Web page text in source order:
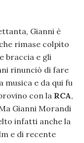
Gianni è
rimase colpito
braccia e gli
rinunciò di fare
musica e da qui fu
con la RCA,
Gianni Morandi
infatti anche la
e di recente